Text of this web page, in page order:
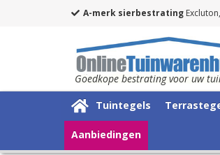
A-merk sierbestrating
Goedkope bestrating voor uw
Tuintegels
Aanbiedingen